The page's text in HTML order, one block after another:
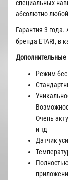
специальных
абсолютно
Гарантия 3
бренда ETARI, в
Дополнительные
Режим
Очень
и тд
Датчик